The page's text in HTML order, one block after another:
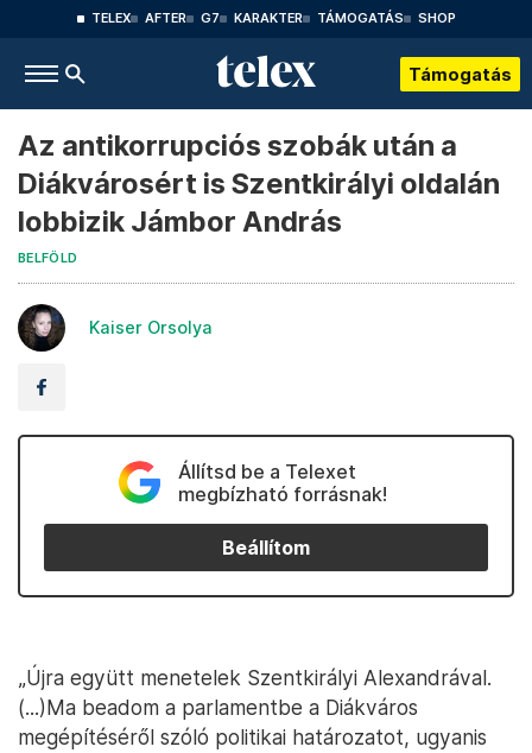
TELEX AFTER G7 KARAKTER TÁMOGATÁS SHOP
Támogatás
Az antikorrupciós szobák után a
Diákvárosért is Szentkirályi oldalán
lobbizik Jámbor András
BELFÖLD
Kaiser Orsolya
Állítsd be a Telexet
megbízható forrásnak!
Beállítom
„Újra együtt menetelek Szentkirályi Alexandrával.
(...)Ma beadom a parlamentbe a Diákváros
megépítéséről szóló politikai határozatot, ugyanis